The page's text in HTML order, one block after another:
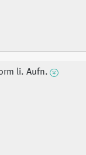
li. Aufn.